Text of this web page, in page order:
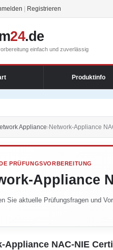
Registrieren
24.de
einfach und zuverlässig
Produktinfo
Appliance›Network-Appliance
PRÜFUNGSVORBEREITUNG
Appliance
Sie aktuelle Prüfungsfragen und
Appliance NAC-NIE